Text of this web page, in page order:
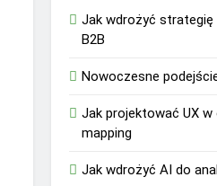
Jak wdrożyć
B2B
Nowoczesne
Jak projektować UX
mapping
Jak wdrożyć AI do